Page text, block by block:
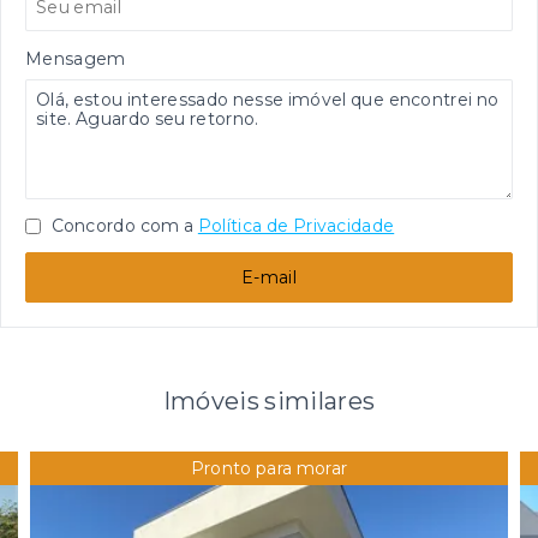
Mensagem
Concordo com a Política de Privacidade
E-mail
Imóveis similares
Pronto para morar